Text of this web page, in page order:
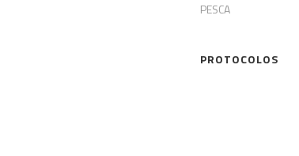
PESCA
PROTOCOLOS